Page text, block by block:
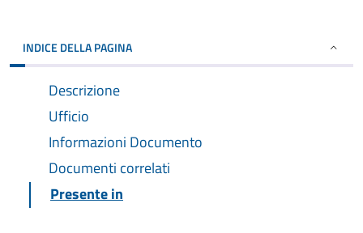
INDICE DELLA PAGINA
Descrizione
Ufficio
Informazioni Documento
Documenti correlati
Presente in